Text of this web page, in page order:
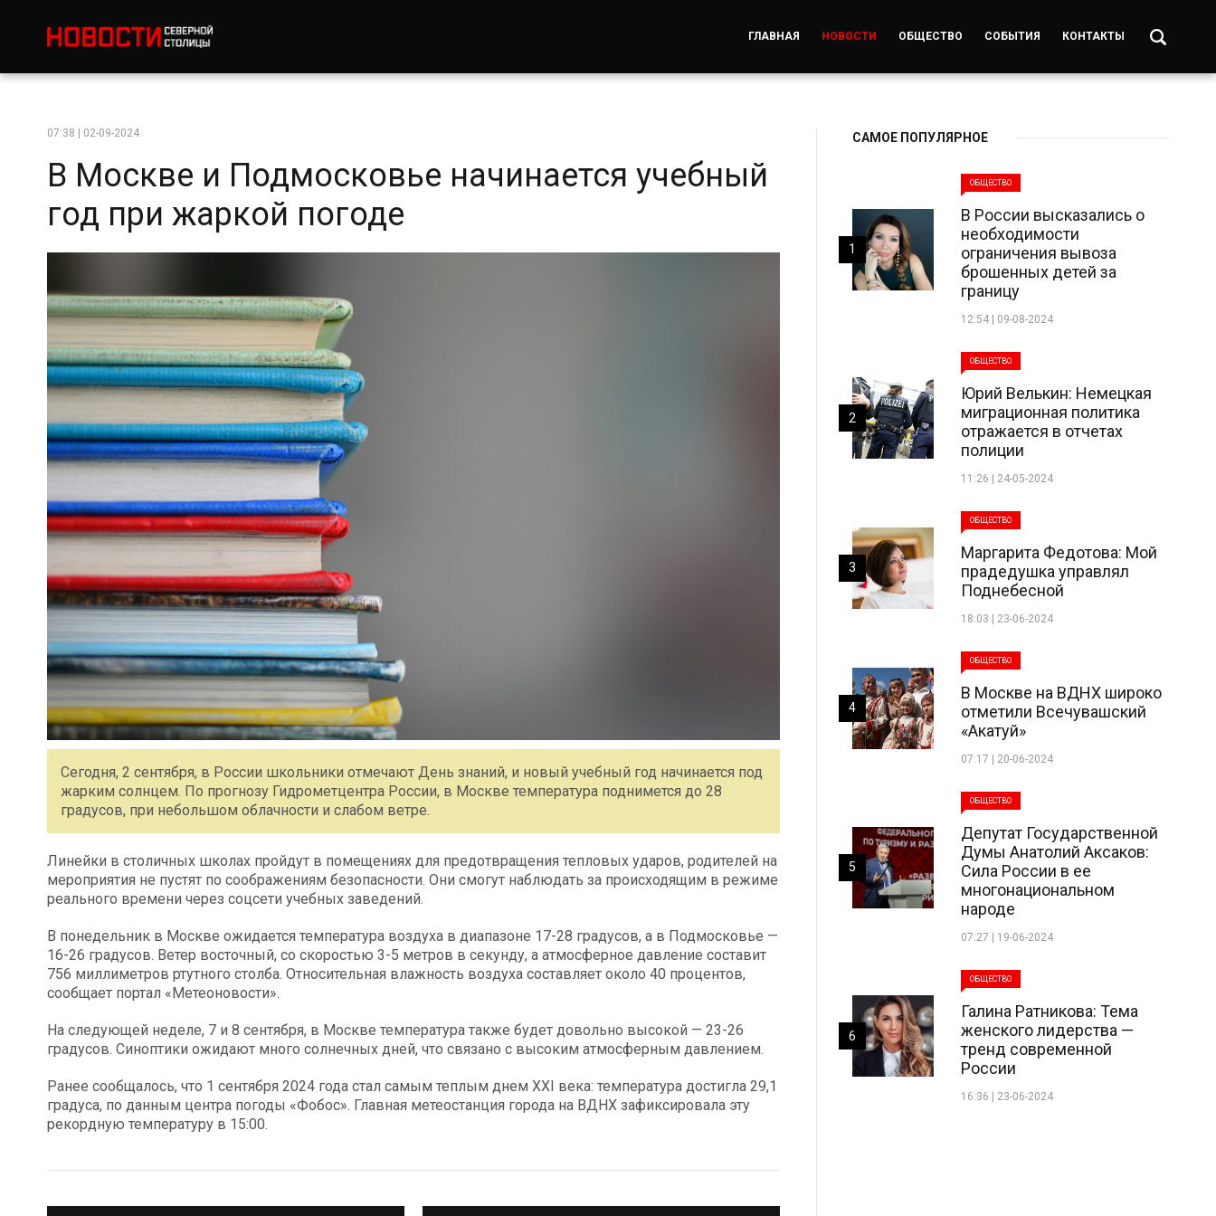
ГЛАВНАЯ НОВОСТИ ОБЩЕСТВО СОБЫТИЯ КОНТАКТЫ
07:38 | 02-09-2024
В Москве и Подмосковье начинается учебный
год при жаркой погоде
Сегодня, 2 сентября, в России школьники отмечают День знаний, и новый учебный год начинается под
жарким солнцем. По прогнозу Гидрометцентра России, в Москве температура поднимется до 28
градусов, при небольшом облачности и слабом ветре.
Линейки в столичных школах пройдут в помещениях для предотвращения тепловых ударов, родителей на
мероприятия не пустят по соображениям безопасности. Они смогут наблюдать за происходящим в режиме
реального времени через соцсети учебных заведений.
В понедельник в Москве ожидается температура воздуха в диапазоне 17-28 градусов, а в Подмосковье —
16-26 градусов. Ветер восточный, со скоростью 3-5 метров в секунду, а атмосферное давление составит
756 миллиметров ртутного столба. Относительная влажность воздуха составляет около 40 процентов,
сообщает портал «Метеоновости».
На следующей неделе, 7 и 8 сентября, в Москве температура также будет довольно высокой — 23-26
градусов. Синоптики ожидают много солнечных дней, что связано с высоким атмосферным давлением.
Ранее сообщалось, что 1 сентября 2024 года стал самым теплым днем XXI века: температура достигла 29,1
градуса, по данным центра погоды «Фобос». Главная метеостанция города на ВДНХ зафиксировала эту
рекордную температуру в 15:00.
САМОЕ ПОПУЛЯРНОЕ
ОБЩЕСТВО
В России высказались о
необходимости
ограничения вывоза
брошенных детей за
границу
12:54 | 09-08-2024
1
ОБЩЕСТВО
Юрий Велькин: Немецкая
миграционная политика
отражается в отчетах
полиции
11:26 | 24-05-2024
2
ОБЩЕСТВО
Маргарита Федотова: Мой
прадедушка управлял
Поднебесной
18:03 | 23-06-2024
3
ОБЩЕСТВО
В Москве на ВДНХ широко
отметили Всечувашский
«Акатуй»
07:17 | 20-06-2024
4
ОБЩЕСТВО
Депутат Государственной
Думы Анатолий Аксаков:
Сила России в ее
многонациональном
народе
07:27 | 19-06-2024
5
ОБЩЕСТВО
Галина Ратникова: Тема
женского лидерства —
тренд современной
России
16:36 | 23-06-2024
6